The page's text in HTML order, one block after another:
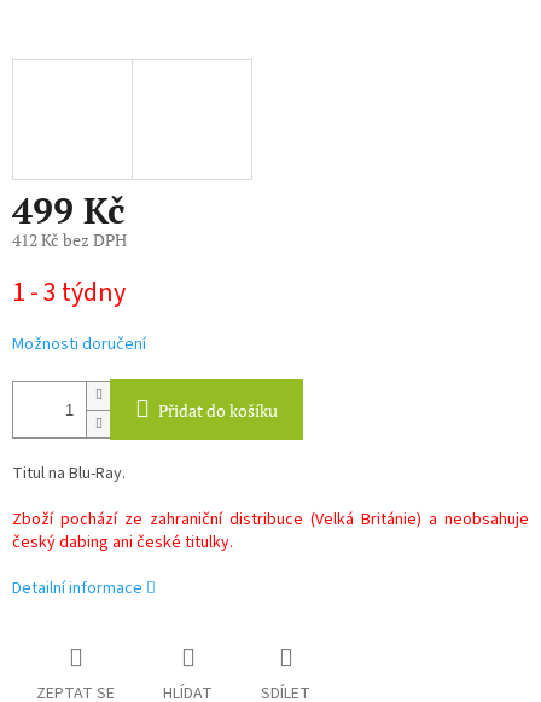
499 Kč
412 Kč bez DPH
cena:
1 - 3 týdny
Možnosti doručení
Přidat do košíku
Titul na Blu-Ray.
Zboží pochází ze zahraniční distribuce (Velká Británie) a neobsahuje
český dabing ani české titulky.
Detailní informace
ZEPTAT SE HLÍDAT SDÍLET